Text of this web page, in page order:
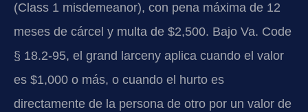
(Class 1 misdemeanor), con pena máxima de 12
meses de cárcel y multa de $2,500. Bajo Va. Code
§ 18.2-95, el grand larceny aplica cuando el valor
es $1,000 o más, o cuando el hurto es
directamente de la persona de otro por un valor de